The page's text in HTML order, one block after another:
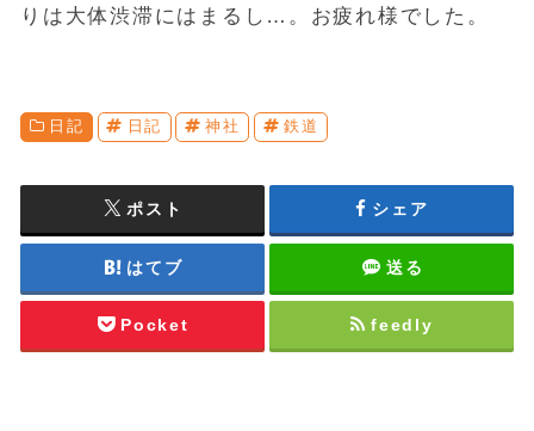
りは大体渋滞にはまるし…。お疲れ様でした。
日記 日記 神社 鉄道
ポスト シェア
はてブ 送る
Pocket feedly